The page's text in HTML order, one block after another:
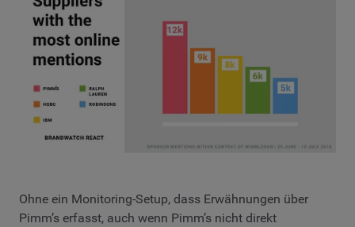
Ohne ein Monitoring-Setup, dass Erwähnungen über
Pimm’s erfasst, auch wenn Pimm’s nicht direkt